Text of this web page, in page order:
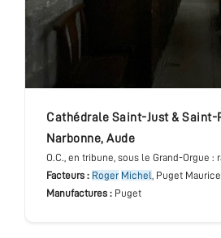
cathédrale Saint-Just & Saint-
Narbonne, Aude
O.C., en tribune, sous le Grand-Orgue :
Facteurs : Roger Michel , Puget Maurice
Manufactures : Puget